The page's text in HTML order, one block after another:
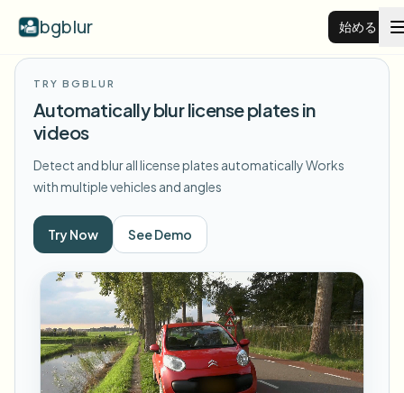
bgblur 始める
サンプルライブラリ全体を閲覧する
顔をぼかす
機能
View all features
Browse every blur tool in one place
エンタープライズ
リソース
TRY BGBLUR
Automatically blur license plates in
videos
Detect and blur all license plates automaticallyWorks
with multiple vehicles and angles
Try Now See Demo